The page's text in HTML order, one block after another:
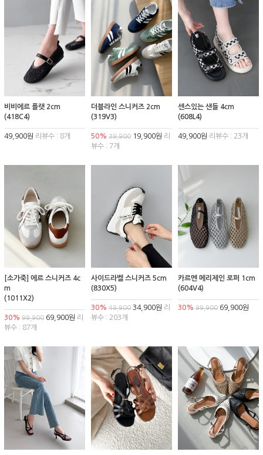
비비에르 플랫 2cm
(418C4)
49,900원 리뷰수 : 8개
더블라인 스니커즈 2cm
(319V3)
50% 39,90019,900원 리
뷰수 : 7개
센스있는 샌들 4cm
(608L4)
49,900원 리뷰수 : 23개
[소가죽] 에르 스니커즈 4c
m
(1011X2)
30% 99,900 69,900원 리
뷰수 : 87개
사이드라벨 스니커즈 5cm
(830X5)
30% 49,90034,900원 리
뷰수 : 203개
카르멘 메리제인 로퍼 1cm
(604V4)
30% 99,90069,900원